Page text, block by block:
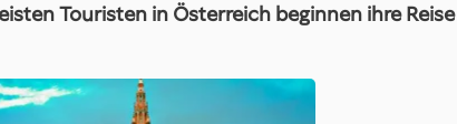
Touristen in Österreich beginnen ihre Reise